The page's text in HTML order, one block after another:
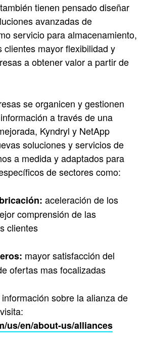
tienen pensado diseñar
avanzadas de
servicio para almacenamiento,
clientes mayor flexibilidad y
a obtener valor a partir de
se organicen y gestionen
a través de una
Kyndryl y NetApp
soluciones y servicios de
a medida y adaptados para
de sectores como:
aceleración de los
comprensión de las
clientes
mayor satisfacción del
ofertas mas focalizadas
sobre la alianza de
us/en/about-us/alliances